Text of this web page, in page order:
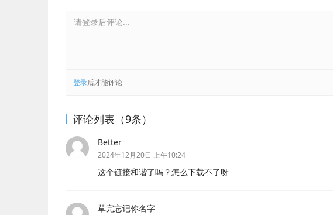
请登录后评论...
登录后才能评论
评论列表（9条）
Better
2024年12月20日 上午10:24
这个链接和谐了吗？怎么下载不了呀
草完忘记你名字